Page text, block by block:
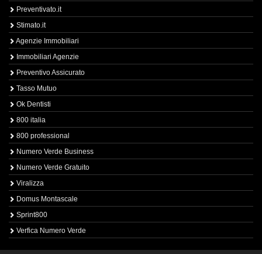
Preventivato.it
Stimato.it
Agenzie Immobiliari
Immobiliari Agenzie
Preventivo Assicurato
Tasso Mutuo
Ok Dentisti
800 italia
800 professional
Numero Verde Business
Numero Verde Gratuito
Viralizza
Domus Montascale
Sprint800
Verfica Numero Verde